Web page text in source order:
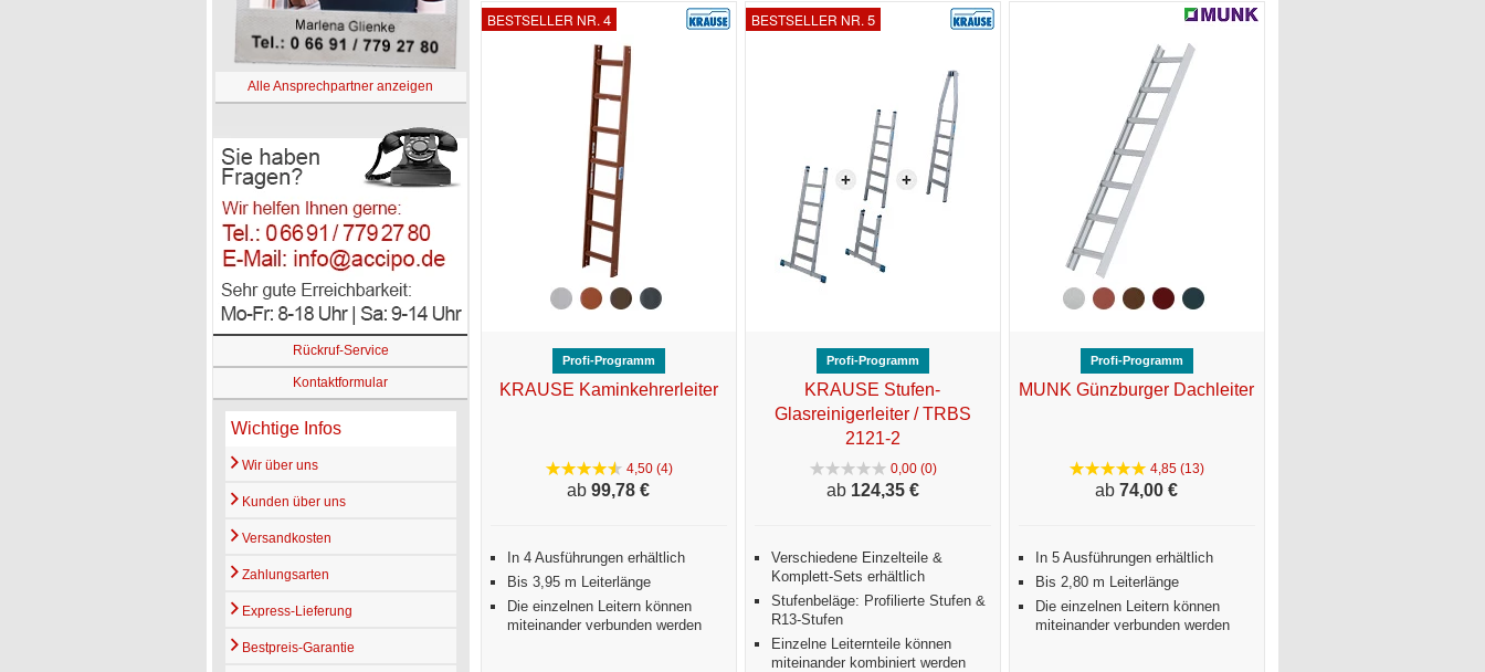
Alle Ansprechpartner anzeigen
Rückruf-Service
Kontaktformular
Wichtige Infos
Wir über uns
Kunden über uns
Versandkosten
Zahlungsarten
Express-Lieferung
Bestpreis-Garantie
BESTSELLER NR. 4
Profi-Programm
KRAUSE Kaminkehrerleiter
4,50 (4)
ab 99,78 €
In 4 Ausführungen erhältlich
Bis 3,95 m Leiterlänge
Die einzelnen Leitern können
miteinander verbunden werden
BESTSELLER NR. 5
Profi-Programm
KRAUSE Stufen-
Glasreinigerleiter / TRBS
2121-2
0,00 (0)
ab124,35 €
Verschiedene Einzelteile &
Komplett-Sets erhältlich
Stufenbeläge: Profilierte Stufen &
R13-Stufen
Einzelne Leiternteile können
miteinander kombiniert werden
Profi-Programm
MUNK Günzburger Dachleiter
4,85 (13)
ab 74,00 €
In 5 Ausführungen erhältlich
Bis 2,80 m Leiterlänge
Die einzelnen Leitern können
miteinander verbunden werden